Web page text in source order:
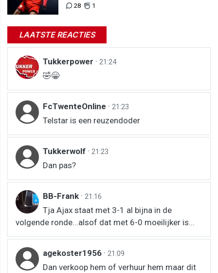
28 1
LAATSTE REACTIES
Tukkerpower · 21:24
🤣😁
FcTwenteOnline · 21:23
Telstar is een reuzendoder
Tukkerwolf · 21:23
Dan pas?
BB-Frank · 21:16
Tja Ajax staat met 3-1 al bijna in de
volgende ronde...alsof dat met 6-0 moeilijker is...
agekoster1956 · 21:09
Dan verkoop hem of verhuur hem maar dit